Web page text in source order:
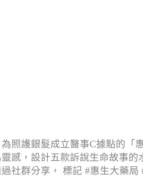
照護銀髮成立醫事C據點的「
感，設計五款訴說生命故事的
社群分享， 標記 #惠生大藥局